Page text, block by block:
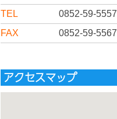
TEL
0852-59-5557
FAX
0852-59-5567
アクセスマップ